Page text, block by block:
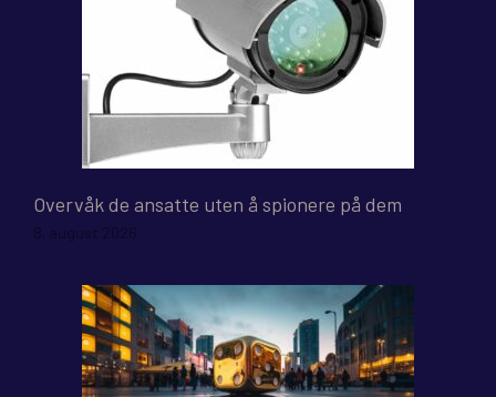
Overvåk de ansatte uten å spionere på dem
8. august 2026